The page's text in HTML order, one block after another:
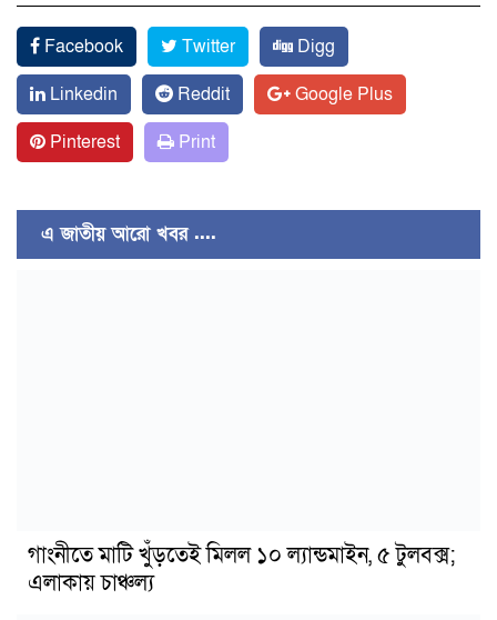
Facebook Twitter
Digg
Linkedin
Reddit
Google Plus
Pinterest
Print
এ জাতীয় আরো খবর ....
গাংনীতে মাটি খুঁড়তেই মিলল ১০ ল্যান্ডমাইন, ৫ টুলবক্স;
এলাকায় চাঞ্চল্য